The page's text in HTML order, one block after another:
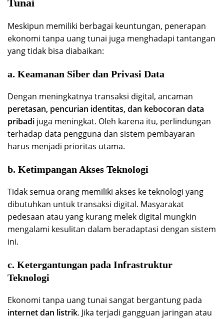
Tunai
Meskipun memiliki berbagai keuntungan, penerapan
ekonomi tanpa uang tunai juga menghadapi tantangan
yang tidak bisa diabaikan:
a. Keamanan Siber dan Privasi Data
Dengan meningkatnya transaksi digital, ancaman
peretasan, pencurian identitas, dan kebocoran data
pribadi juga meningkat. Oleh karena itu, perlindungan
terhadap data pengguna dan sistem pembayaran
harus menjadi prioritas utama.
b. Ketimpangan Akses Teknologi
Tidak semua orang memiliki akses ke teknologi yang
dibutuhkan untuk transaksi digital. Masyarakat
pedesaan atau yang kurang melek digital mungkin
mengalami kesulitan dalam beradaptasi dengan sistem
ini.
c. Ketergantungan pada Infrastruktur
Teknologi
Ekonomi tanpa uang tunai sangat bergantung pada
internet dan listrik. Jika terjadi gangguan jaringan atau